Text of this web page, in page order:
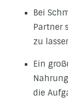
Bei
Partner
zu
Ein
die